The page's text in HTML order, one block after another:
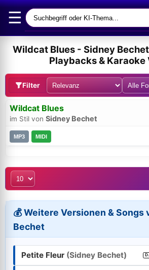
☰
Wildcat Blues - Sidney
Playbacks & Karaoke
Filter
Wildcat Blues
im Stil von Sidney Bechet
MP3 MIDI
💰 Weitere Versionen & Songs
Bechet
Petite Fleur (Sidney Bechet)
Bei midi.de
Sicherer Login für Ihre
E-Mail-Adresse:
Passwort: